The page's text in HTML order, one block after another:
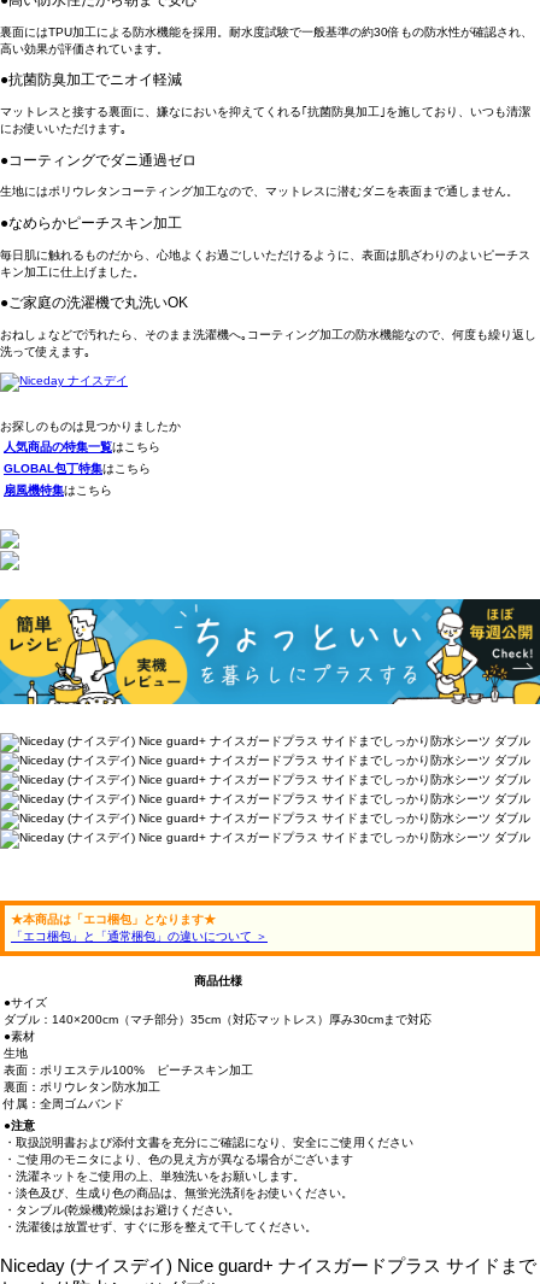
裏面にはTPU加工による防水機能を採用。耐水度試験で一般基準の約30倍もの防水性が確認され、
高い効果が評価されています。
●抗菌防臭加工でニオイ軽減
マットレスと接する裏面に、嫌なにおいを抑えてくれる｢抗菌防臭加工｣を施しており、いつも清潔
にお使いいただけます｡
●コーティングでダニ通過ゼロ
生地にはポリウレタンコーティング加工なので、マットレスに潜むダニを表面まで通しません。
●なめらかピーチスキン加工
毎日肌に触れるものだから、心地よくお過ごしいただけるように、表面は肌ざわりのよいピーチス
キン加工に仕上げました。
●ご家庭の洗濯機で丸洗いOK
おねしょなどで汚れたら、そのまま洗濯機へ｡コーティング加工の防水機能なので、何度も繰り返し
洗って使えます｡
お探しのものは見つかりましたか
人気商品の特集一覧はこちら
GLOBAL包丁特集はこちら
扇風機特集はこちら
★本商品は「エコ梱包」となります★
「エコ梱包」と「通常梱包」の違いについて ＞
商品仕様
●サイズ
ダブル：140×200cm（マチ部分）35cm（対応マットレス）厚み30cmまで対応
●素材
生地
表面：ポリエステル100% ピーチスキン加工
裏面：ポリウレタン防水加工
付属：全周ゴムバンド
●注意
・取扱説明書および添付文書を充分にご確認になり、安全にご使用ください
・ご使用のモニタにより、色の見え方が異なる場合がございます
・洗濯ネットをご使用の上、単独洗いをお願いします。
・淡色及び、生成り色の商品は、無蛍光洗剤をお使いください。
・タンブル(乾燥機)乾燥はお避けください。
・洗濯後は放置せず、すぐに形を整えて干してください。
Niceday (ナイスデイ) Nice guard+ ナイスガードプラス サイドまで